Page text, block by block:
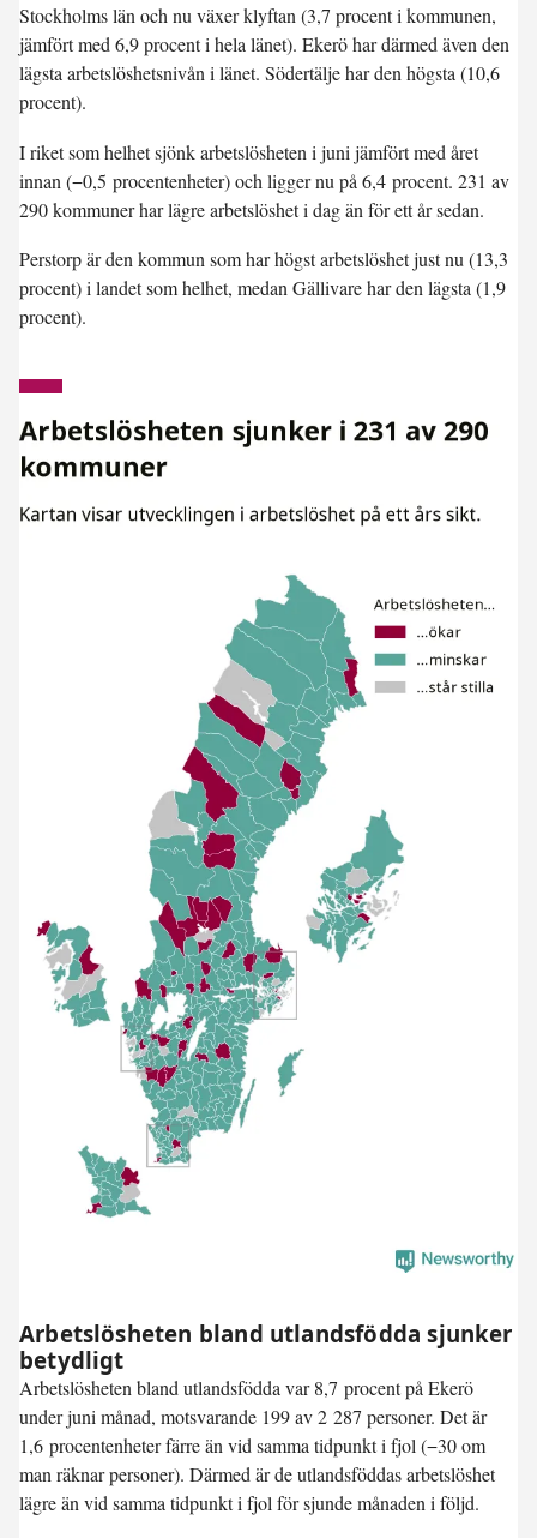
Stockholms län och nu växer klyftan (3,7 procent i kommunen,
jämfört med 6,9 procent i hela länet). Ekerö har därmed även den
lägsta arbetslöshetsnivån i länet. Södertälje har den högsta (10,6
procent).
I riket som helhet sjönk arbetslösheten i juni jämfört med året
innan (−0,5 procentenheter) och ligger nu på 6,4 procent. 231 av
290 kommuner har lägre arbetslöshet i dag än för ett år sedan.
Perstorp är den kommun som har högst arbetslöshet just nu (13,3
procent) i landet som helhet, medan Gällivare har den lägsta (1,9
procent).
Arbetslösheten bland utlandsfödda sjunker
betydligt
Arbetslösheten bland utlandsfödda var8,7 procentpå Ekerö
under juni månad, motsvarande 199 av 2 287 personer. Det är
1,6 procentenheter färreän vid samma tidpunkt i fjol (−30 om
man räknar personer). Därmed är de utlandsföddas arbetslöshet
lägre än vid samma tidpunkt i fjol för sjunde månaden i följd.